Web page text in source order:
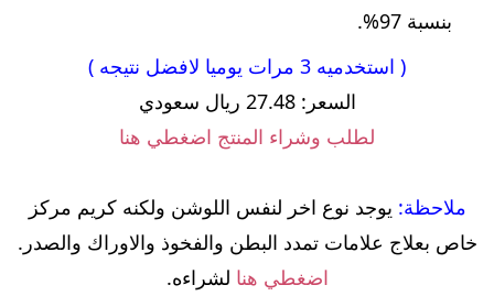
بنسبة 97%.
( استخدميه 3 مرات يوميا لافضل نتيجه )
السعر: 27.48 ريال سعودي
لطلب وشراء المنتج اضغطي هنا
ملاحظة: يوجد نوع اخر لنفس اللوشن ولكنه كريم مركز
خاص بعلاج علامات تمدد البطن والفخوذ والاوراك والصدر.
اضغطي هنا لشراءه.